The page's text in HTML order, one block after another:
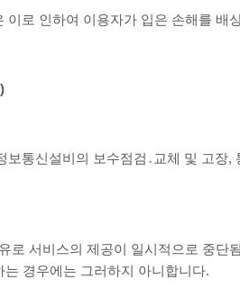
이로 인하여 이용자가 입은 손해를 배
)
보통신설비의 보수점검․교체 및 고
로 서비스의 제공이 일시적으로 중단
는 경우에는 그러하지 아니합니다.